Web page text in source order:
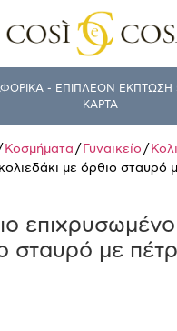
- ΕΠΙΠΛΕΟΝ ΕΚΠΤΩΣΗ
ΚΑΡΤΑ
Κοσμήματα / Γυναικείο /
με όρθιο σταυρό
επιχρυσωμένο
σταυρό με